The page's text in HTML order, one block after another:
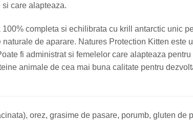
care alapteaza.
completa si echilibrata cu krill antarctic unic
de aparare. Natures Protection Kitten este
fi administrat si femelelor care alapteaza
animale de cea mai buna calitate pentru
orez, grasime de pasare, porumb, gluten de